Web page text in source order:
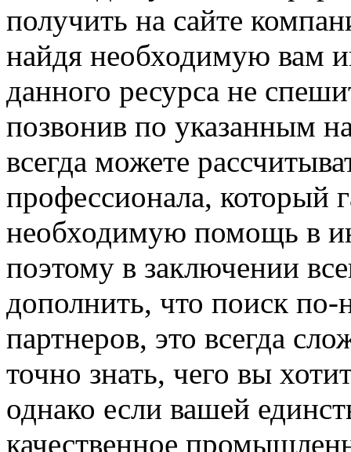
получить на сайте
найдя необходимую вам
данного ресурса не
позвонив по указанным
всегда можете
профессионала, который
необходимую помощь в
поэтому в заключении
дополнить, что поиск
партнеров, это всегда
точно знать, чего вы
однако если вашей
качественное